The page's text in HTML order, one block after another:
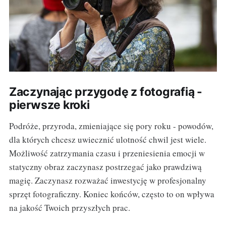
Zaczynając przygodę z fotografią -
pierwsze kroki
Podróże, przyroda, zmieniające się pory roku - powodów,
dla których chcesz uwiecznić ulotność chwil jest wiele.
Możliwość zatrzymania czasu i przeniesienia emocji w
statyczny obraz zaczynasz postrzegać jako prawdziwą
magię. Zaczynasz rozważać inwestycję w profesjonalny
sprzęt fotograficzny. Koniec końców, często to on wpływa
na jakość Twoich przyszłych prac.